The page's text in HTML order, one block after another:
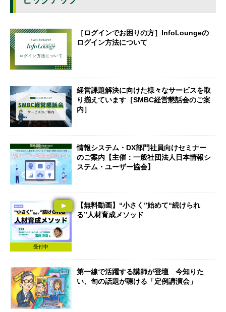
［ログインでお困りの方］InfoLoungeの
ログイン方法について
経営課題解決に向けた様々なサービスを取
り揃えています［SMBC経営懇話会のご案
内］
情報システム・DX部門社員向けセミナー
のご案内【主催：一般社団法人日本情報シ
ステム・ユーザー協会】
受付中
【無料動画】“小さく”始めて“続けられ
る”人材育成メソッド
第一線で活躍する講師が登壇 今知りた
い、旬の話題が聴ける「定例講演会」